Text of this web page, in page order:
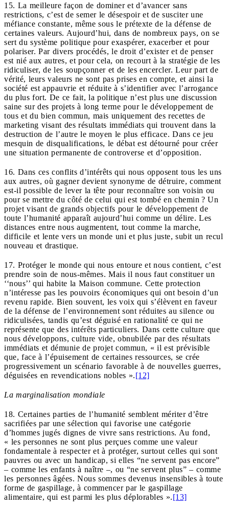
15. La meilleure façon de dominer et d’avancer sans
restrictions, c’est de semer le désespoir et de susciter une
méfiance constante, même sous le prétexte de la défense de
certaines valeurs. Aujourd’hui, dans de nombreux pays, on se
sert du système politique pour exaspérer, exacerber et pour
polariser. Par divers procédés, le droit d’exister et de penser
est nié aux autres, et pour cela, on recourt à la stratégie de les
ridiculiser, de les soupçonner et de les encercler. Leur part de
vérité, leurs valeurs ne sont pas prises en compte, et ainsi la
société est appauvrie et réduite à s’identifier avec l’arrogance
du plus fort. De ce fait, la politique n’est plus une discussion
saine sur des projets à long terme pour le développement de
tous et du bien commun, mais uniquement des recettes de
marketing visant des résultats immédiats qui trouvent dans la
destruction de l’autre le moyen le plus efficace. Dans ce jeu
mesquin de disqualifications, le débat est détourné pour créer
une situation permanente de controverse et d’opposition.
16. Dans ces conflits d’intérêts qui nous opposent tous les uns
aux autres, où gagner devient synonyme de détruire, comment
est-il possible de lever la tête pour reconnaître son voisin ou
pour se mettre du côté de celui qui est tombé en chemin ? Un
projet visant de grands objectifs pour le développement de
toute l’humanité apparaît aujourd’hui comme un délire. Les
distances entre nous augmentent, tout comme la marche,
difficile et lente vers un monde uni et plus juste, subit un recul
nouveau et drastique.
17. Protéger le monde qui nous entoure et nous contient, c’est
prendre soin de nous-mêmes. Mais il nous faut constituer un
‘‘nous’’ qui habite la Maison commune. Cette protection
n’intéresse pas les pouvoirs économiques qui ont besoin d’un
revenu rapide. Bien souvent, les voix qui s’élèvent en faveur
de la défense de l’environnement sont réduites au silence ou
ridiculisées, tandis qu’est déguisé en rationalité ce qui ne
représente que des intérêts particuliers. Dans cette culture que
nous développons, culture vide, obnubilée par des résultats
immédiats et démunie de projet commun, « il est prévisible
que, face à l’épuisement de certaines ressources, se crée
progressivement un scénario favorable à de nouvelles guerres,
déguisées en revendications nobles ».[12]
La marginalisation mondiale
18. Certaines parties de l’humanité semblent mériter d’être
sacrifiées par une sélection qui favorise une catégorie
d’hommes jugés dignes de vivre sans restrictions. Au fond,
« les personnes ne sont plus perçues comme une valeur
fondamentale à respecter et à protéger, surtout celles qui sont
pauvres ou avec un handicap, si elles “ne servent pas encore”
– comme les enfants à naître –, ou “ne servent plus” – comme
les personnes âgées. Nous sommes devenus insensibles à toute
forme de gaspillage, à commencer par le gaspillage
alimentaire, qui est parmi les plus déplorables ».[13]